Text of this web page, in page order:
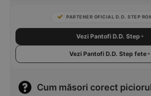
PARTENER OFICIAL D.D. STEP
Vezi Pantofi D.D. Step
Vezi Pantofi D.D. Step fete
Cum măsori corect